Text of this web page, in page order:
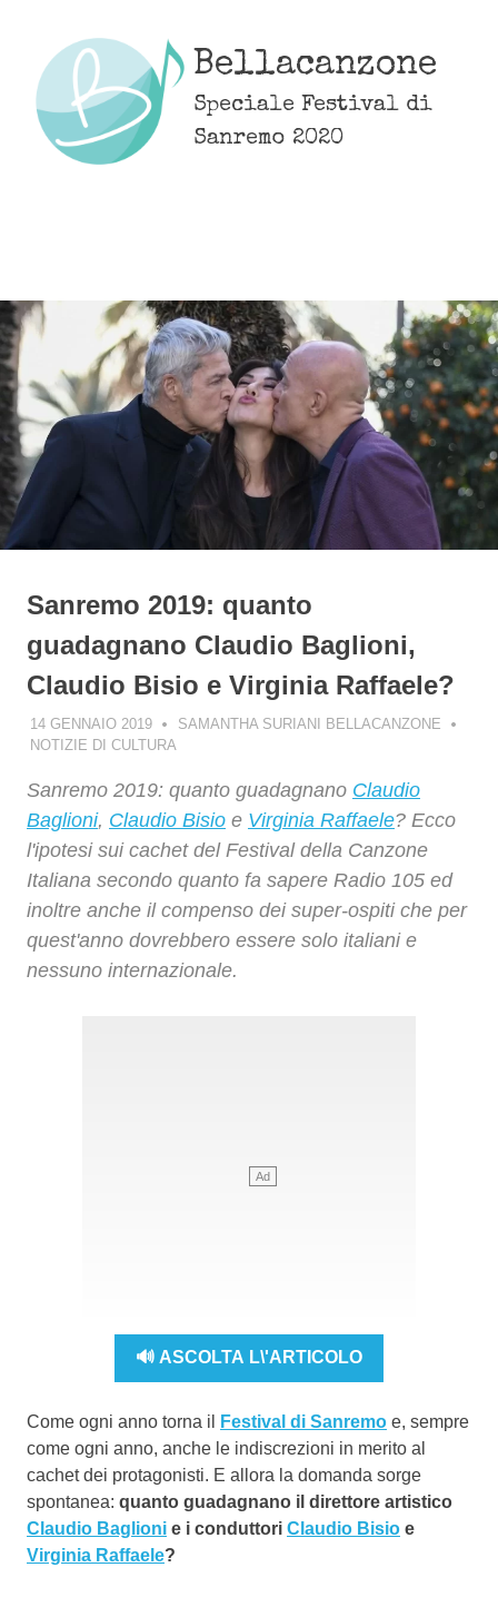
content
Bellacanzone
Speciale Festival di
Sanremo 2020
Sanremo 2019: quanto
guadagnano Claudio Baglioni,
Claudio Bisio e Virginia Raffaele?
14 GENNAIO 2019
SAMANTHA SURIANI BELLACANZONE
NOTIZIE DI CULTURA
Sanremo 2019: quanto guadagnano Claudio
Baglioni, Claudio Bisio e Virginia Raffaele? Ecco
l'ipotesi sui cachet del Festival della Canzone
Italiana secondo quanto fa sapere Radio 105 ed
inoltre anche il compenso dei super-ospiti che per
quest'anno dovrebbero essere solo italiani e
nessuno internazionale.
🔊 ASCOLTA L\'ARTICOLO
Come ogni anno torna il Festival di Sanremo e, sempre
come ogni anno, anche le indiscrezioni in merito al
cachet dei protagonisti. E allora la domanda sorge
spontanea: quanto guadagnano il direttore artistico
Claudio Baglioni e i conduttori Claudio Bisio e
Virginia Raffaele?